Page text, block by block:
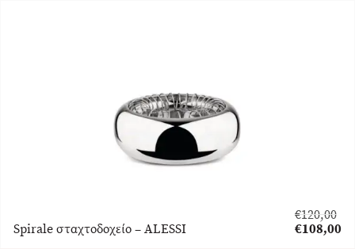
Spirale σταχτοδοχείο – ALESSI
€120,00
Original
€108,00